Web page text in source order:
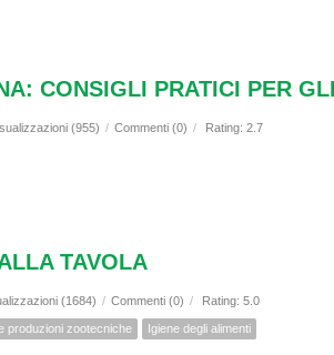
CONSIGLI PRATICI PER
(955) / Commenti (0) / Rating: 2.7
TAVOLA
(1684) / Commenti (0) / Rating: 5.0
produzioni zootecniche Igiene degli alimenti